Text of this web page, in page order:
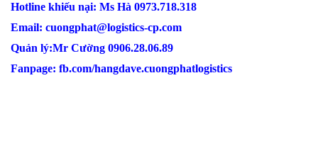
Hotline khiếu nại: Ms Hà 0973.718.318
Email: cuongphat@logistics-cp.com
Quản lý:Mr Cường 0906.28.06.89
Fanpage: fb.com/hangdave.cuongphatlogistics